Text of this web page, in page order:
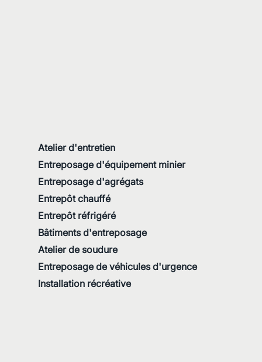
Atelier d'entretien
Entreposage d'équipement minier
Entreposage d'agrégats
Entrepôt chauffé
Entrepôt réfrigéré
Bâtiments d'entreposage
Atelier de soudure
Entreposage de véhicules d'urgence
Installation récréative